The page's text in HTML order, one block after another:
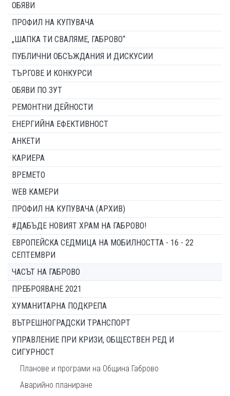
ОБЯВИ
ПРОФИЛ НА КУПУВАЧА
„ШАПКА ТИ СВАЛЯМЕ, ГАБРОВО“
ПУБЛИЧНИ ОБСЪЖДАНИЯ И ДИСКУСИИ
ТЪРГОВЕ И КОНКУРСИ
ОБЯВИ ПО ЗУТ
РЕМОНТНИ ДЕЙНОСТИ
ЕНЕРГИЙНА ЕФЕКТИВНОСТ
АНКЕТИ
КАРИЕРА
ВРЕМЕТО
WEB КАМЕРИ
ПРОФИЛ НА КУПУВАЧА (АРХИВ)
#ДАБЪДЕ НОВИЯТ ХРАМ НА ГАБРОВО!
ЕВРОПЕЙСКА СЕДМИЦА НА МОБИЛНОСТТА - 16 - 22
СЕПТЕМВРИ
ЧАСЪТ НА ГАБРОВО
ПРЕБРОЯВАНЕ 2021
ХУМАНИТАРНА ПОДКРЕПА
ВЪТРЕШНОГРАДСКИ ТРАНСПОРТ
УПРАВЛЕНИЕ ПРИ КРИЗИ, ОБЩЕСТВЕН РЕД И
СИГУРНОСТ
Планове и програми на Община Габрово
Аварийно планиране